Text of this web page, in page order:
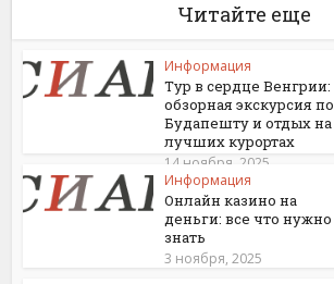
Читайте еще
Информация
Тур в сердце Венгрии:
обзорная экскурсия по
Будапешту и отдых на
лучших курортах
14 ноября, 2025
Информация
Онлайн казино на
деньги: все что нужно
знать
3 ноября, 2025